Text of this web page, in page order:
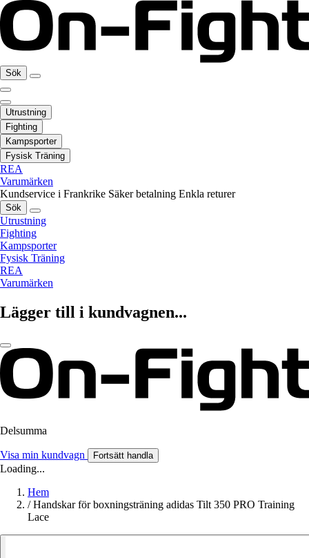
Sök
Utrustning
Fighting
Kampsporter
Fysisk Träning
REA
Varumärken
Kundservice i Frankrike Säker betalning Enkla returer
Sök
Utrustning
Fighting
Kampsporter
Fysisk Träning
REA
Varumärken
Lägger till i kundvagnen...
Delsumma
Visa min kundvagn Fortsätt handla
Loading...
Hem
/ Handskar för boxningsträning adidas Tilt 350 PRO Training
Lace